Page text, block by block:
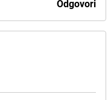
Odgovori